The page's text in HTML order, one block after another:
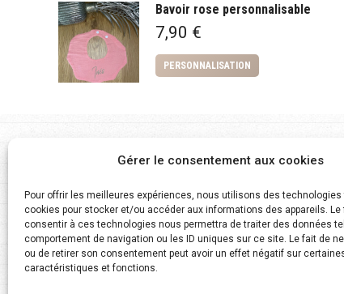
Gérer le consentement aux cookies
Pour offrir les meilleures expériences, nous utilisons des
cookies pour stocker et/ou accéder aux informations des appareils. Le
consentir à ces technologies nous permettra de traiter des données
comportement de navigation ou les ID uniques sur ce site. Le fait de
ou de retirer son consentement peut avoir un effet négatif sur
caractéristiques et fonctions.
Bavoir rose personnalisable
7,90 €
PERSONNALISATION
Paiement sécurisé
La gestion de nos paiements en ligne
sont 100% Sécurisés avec Stripe et